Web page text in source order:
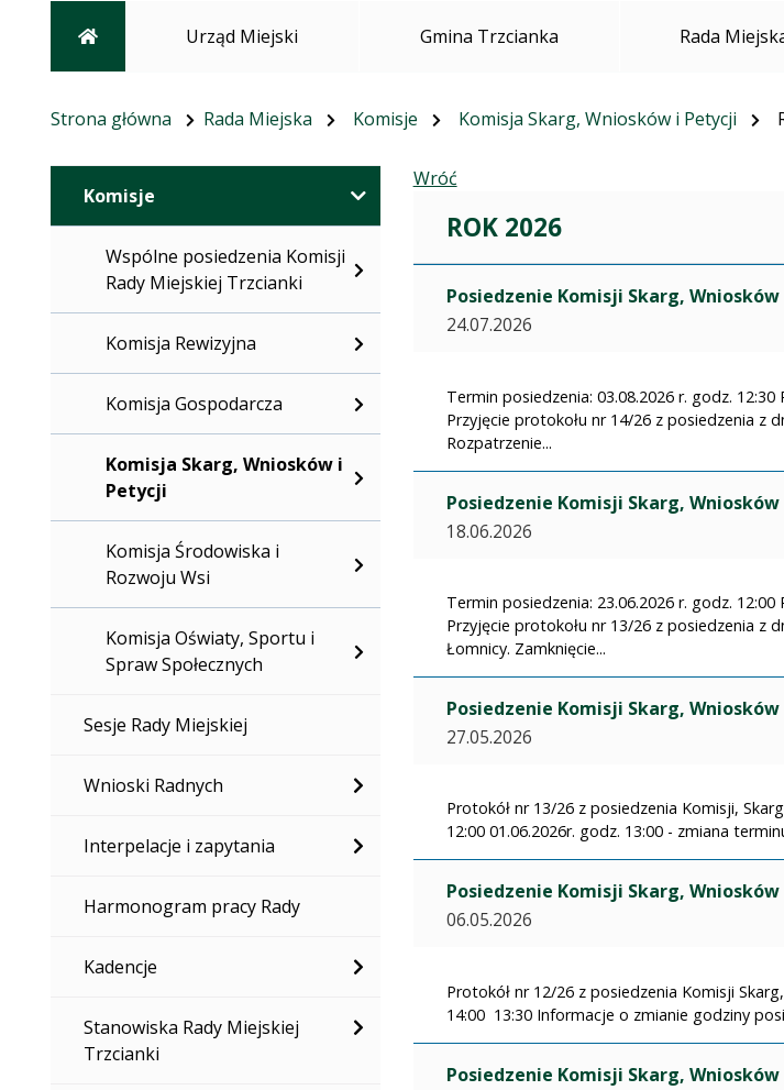
Strona głównaUrząd Miejski Gmina Trzcianka Rada
Strona główna Rada Miejska Komisje Komisja Skarg, Wniosków i Petycji
Komisje
Wspólne posiedzenia Komisji
Rady Miejskiej Trzcianki
Komisja Rewizyjna
Komisja Gospodarcza
Komisja Skarg, Wniosków i
Petycji
Komisja Środowiska i
Rozwoju Wsi
Komisja Oświaty, Sportu i
Spraw Społecznych
Sesje Rady Miejskiej
Wnioski Radnych
Interpelacje i zapytania
Harmonogram pracy Rady
Kadencje
Stanowiska Rady Miejskiej
Trzcianki
Wróć
ROK 2026
Posiedzenie Komisji Skarg,
24.07.2026
Termin posiedzenia: 03.08.2026 r. godz.
Przyjęcie protokołu nr 14/26 z posiedzenia z
Rozpatrzenie...
Posiedzenie Komisji Skarg,
18.06.2026
Termin posiedzenia: 23.06.2026 r. godz.
Przyjęcie protokołu nr 13/26 z posiedzenia z
Łomnicy. Zamknięcie...
Posiedzenie Komisji Skarg,
27.05.2026
Protokół nr 13/26 z posiedzenia Komisji,
12:00 01.06.2026r. godz. 13:00 - zmiana
Posiedzenie Komisji Skarg,
06.05.2026
Protokół nr 12/26 z posiedzenia Komisji
14:00 13:30 Informacje o zmianie godziny
Posiedzenie Komisji Skarg, Wniosków